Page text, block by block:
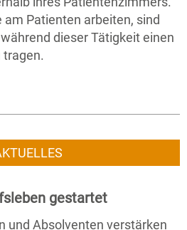
Patienten arbeiten, sind
dieser Tätigkeit einen
tragen.
gestartet
und Absolventen verstärken